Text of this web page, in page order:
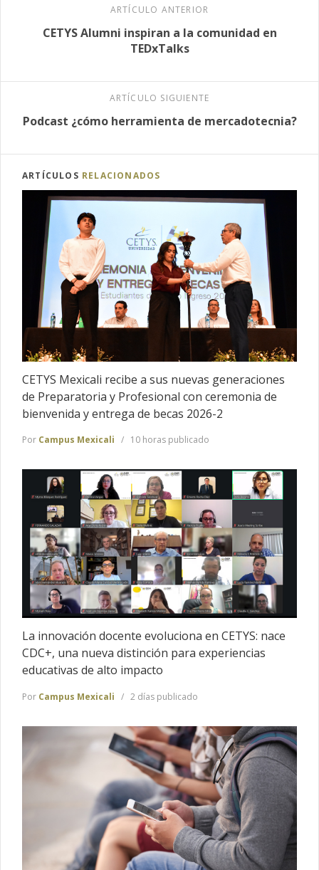
ARTÍCULO ANTERIOR
CETYS Alumni inspiran a la comunidad en
TEDxTalks
ARTÍCULO SIGUIENTE
Podcast ¿cómo herramienta de mercadotecnia?
ARTÍCULOS RELACIONADOS
CETYS Mexicali recibe a sus nuevas generaciones
de Preparatoria y Profesional con ceremonia de
bienvenida y entrega de becas 2026-2
Por Campus Mexicali 10 horas publicado
La innovación docente evoluciona en CETYS: nace
CDC+, una nueva distinción para experiencias
educativas de alto impacto
Por Campus Mexicali 2 días publicado